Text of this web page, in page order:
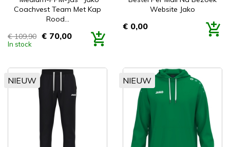
Coachvest Team Met Kap
Rood...
Prijs
€ 109,90 € 70,00
In stock
Website Jako
Prijs
€ 0,00
NIEUW NIEUW